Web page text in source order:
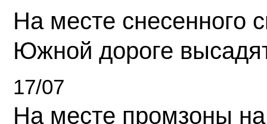
На месте снесенного
Южной дороге
17/07
На месте промзоны